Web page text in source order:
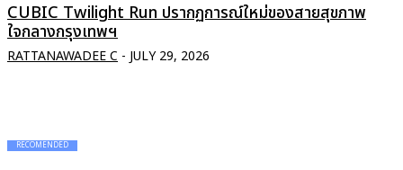
CUBIC Twilight Run ปรากฏการณ์ใหม่ของสายสุขภาพ
ใจกลางกรุงเทพฯ
RATTANAWADEE C - JULY 29, 2026
RECOMENDED